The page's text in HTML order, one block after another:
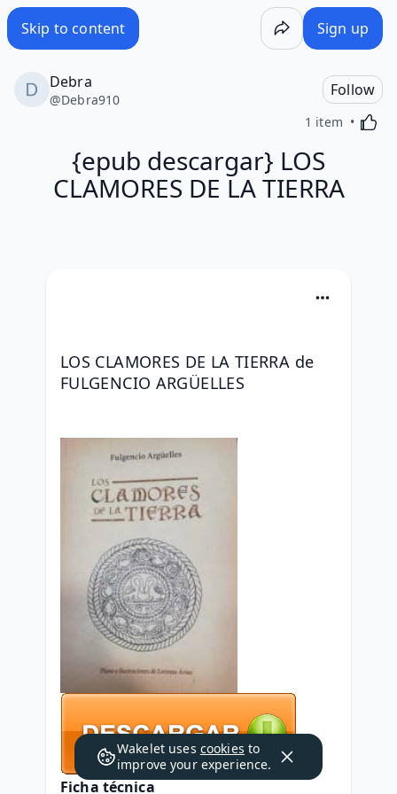
Skip to content Sign up
Debra
@Debra910
Follow
1 item
{epub descargar} LOS
CLAMORES DE LA TIERRA
LOS CLAMORES DE LA TIERRA de
FULGENCIO ARGÜELLES
Ficha técnica
Wakelet uses cookies to
improve your experience.